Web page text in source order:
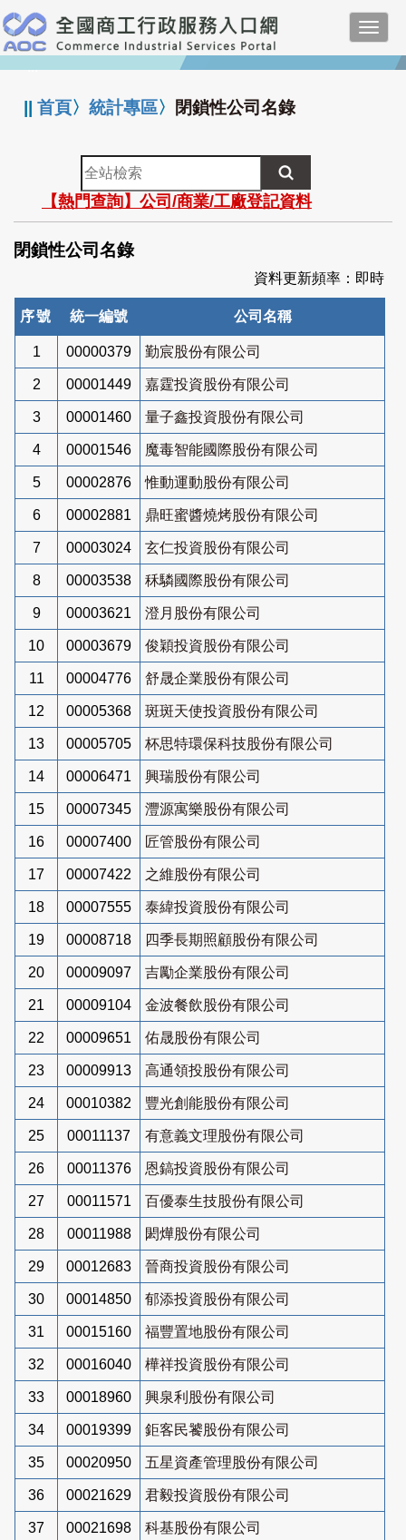
跳
到
主
要
:::
||首頁〉統計專區〉 閉鎖性公司名錄
全
站
檢
索
【熱門查詢】公司/商業/工廠登記資料
閉鎖性公司名錄
資料更新頻率：即時
序號 統一編號 公司名稱
1 00000379 勤宸股份有限公司
2 00001449 嘉霆投資股份有限公司
3 00001460 量子鑫投資股份有限公司
4 00001546 魔毒智能國際股份有限公司
5 00002876 惟動運動股份有限公司
6 00002881 鼎旺蜜醬燒烤股份有限公司
7 00003024 玄仁投資股份有限公司
8 00003538 秝驎國際股份有限公司
9 00003621 澄月股份有限公司
10 00003679 俊穎投資股份有限公司
11 00004776 舒晟企業股份有限公司
12 00005368 斑斑天使投資股份有限公司
13 00005705 杯思特環保科技股份有限公司
14 00006471 興瑞股份有限公司
15 00007345 灃源寓樂股份有限公司
16 00007400 匠管股份有限公司
17 00007422 之維股份有限公司
18 00007555 泰緯投資股份有限公司
19 00008718 四季長期照顧股份有限公司
20 00009097 吉勵企業股份有限公司
21 00009104 金波餐飲股份有限公司
22 00009651 佑晟股份有限公司
23 00009913 高通領投股份有限公司
24 00010382 豐光創能股份有限公司
25 00011137 有意義文理股份有限公司
26 00011376 恩鎬投資股份有限公司
27 00011571 百優泰生技股份有限公司
28 00011988 閎燁股份有限公司
29 00012683 晉商投資股份有限公司
30 00014850 郁添投資股份有限公司
31 00015160 福豐置地股份有限公司
32 00016040 樺祥投資股份有限公司
33 00018960 興泉利股份有限公司
34 00019399 鉅客民饕股份有限公司
35 00020950 五星資產管理股份有限公司
36 00021629 君毅投資股份有限公司
37 00021698 科基股份有限公司